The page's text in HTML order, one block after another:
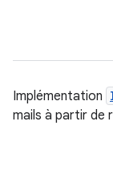
Implémentation
mails à partir de